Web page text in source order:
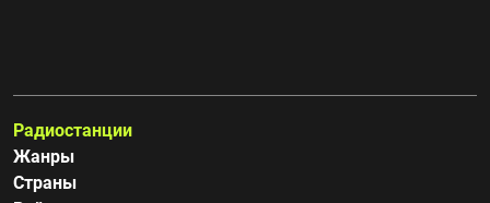
Радиостанции
Жанры
Страны